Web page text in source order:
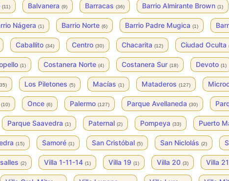
(11) Balvanera (9) Barracas (36) Barrio Almirante Brown (1)
Nágera (1) Barrio Norte (6) Barrio Padre Mugica (1)
Caballito (34) Centro (30) Chacarita (12) Ciudad Oculta
(1) Costanera Norte (4) Costanera Sur (18) Devoto (1)
Los Piletones (5) Macías (1) Mataderos (127)
(10) Once (6) Palermo (127) Parque Avellaneda (30)
Parque Saavedra (1) Paternal (2) Pompeya (33) Puerto
(15) Samoré (1) San Cristóbal (5) San Niclolás (2)
(2) Villa 1-11-14 (1) Villa 19 (1) Villa 20 (3) Villa